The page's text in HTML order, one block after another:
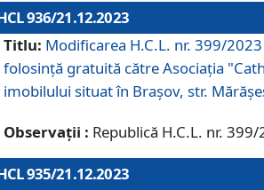
936/21.12.2023
Titlu: Modificarea H.C.L. nr. 399/
folosinţă gratuită către Asociaţia
imobilului situat în Braşov, str.
Observații : Republică H.C.L. nr.
935/21.12.2023